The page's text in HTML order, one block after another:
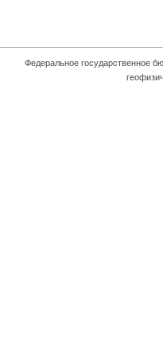
Федеральное государственное